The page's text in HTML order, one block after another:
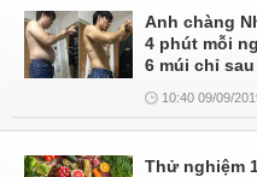
Anh chàng
4 phút mỗi
6 múi chỉ
10:40 09/09/
Thử nghiệm